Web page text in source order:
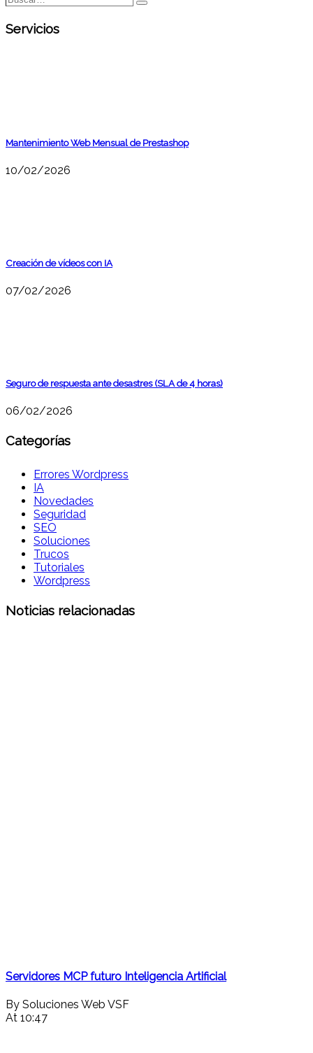
Buscar
Servicios
Mantenimiento Web Mensual de Prestashop
10/02/2026
Creación de vídeos con IA
07/02/2026
Seguro de respuesta ante desastres (SLA de 4 horas)
06/02/2026
Categorías
Errores Wordpress
IA
Novedades
Seguridad
SEO
Soluciones
Trucos
Tutoriales
Wordpress
Noticias relacionadas
Servidores MCP futuro Inteligencia Artificial
By Soluciones Web VSF
At 10:47